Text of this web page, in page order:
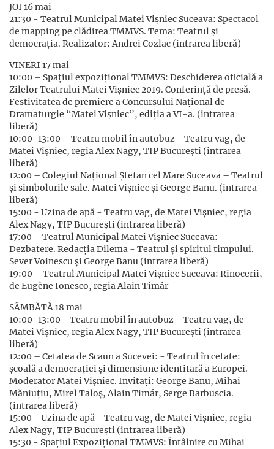
JOI 16 mai
21:30 - Teatrul Municipal Matei Vişniec Suceava: Spectacol
de mapping pe clădirea TMMVS. Tema: Teatrul şi
democraţia. Realizator: Andrei Cozlac (intrarea liberă)
VINERI 17 mai
10:00 – Spațiul expoziţional TMMVS: Deschiderea oficială a
Zilelor Teatrului Matei Vişniec 2019. Conferinţă de presă.
Festivitatea de premiere a Concursului Naţional de
Dramaturgie “Matei Vişniec”, ediţia a VI-a. (intrarea
liberă)
10:00-13:00 – Teatru mobil în autobuz - Teatru vag, de
Matei Vişniec, regia Alex Nagy, TIP Bucureşti (intrarea
liberă)
12:00 – Colegiul Naţional Ștefan cel Mare Suceava – Teatrul
şi simbolurile sale. Matei Vişniec şi George Banu. (intrarea
liberă)
15:00 - Uzina de apă - Teatru vag, de Matei Vişniec, regia
Alex Nagy, TIP Bucureşti (intrarea liberă)
17:00 – Teatrul Municipal Matei Vişniec Suceava:
Dezbatere. Redacţia Dilema - Teatrul şi spiritul timpului.
Sever Voinescu şi George Banu (intrarea liberă)
19:00 – Teatrul Municipal Matei Vişniec Suceava: Rinocerii,
de Eugène Ionesco, regia Alain Timár
SÂMBĂTĂ 18 mai
10:00-13:00 - Teatru mobil în autobuz - Teatru vag, de
Matei Vişniec, regia Alex Nagy, TIP Bucureşti (intrarea
liberă)
12:00 – Cetatea de Scaun a Sucevei: - Teatrul în cetate:
şcoală a democraţiei şi dimensiune identitară a Europei.
Moderator Matei Vișniec. Invitați: George Banu, Mihai
Măniuțiu, Mirel Taloș, Alain Timár, Serge Barbuscia.
(intrarea liberă)
15:00 - Uzina de apă - Teatru vag, de Matei Vişniec, regia
Alex Nagy, TIP Bucureşti (intrarea liberă)
15:30 - Spațiul Expoziţional TMMVS: Întâlnire cu Mihai